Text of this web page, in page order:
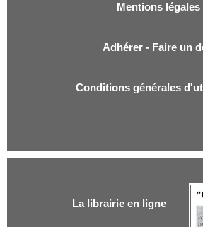
Mentions légales
Adhérer - Faire un
Conditions générales
La librairie en ligne